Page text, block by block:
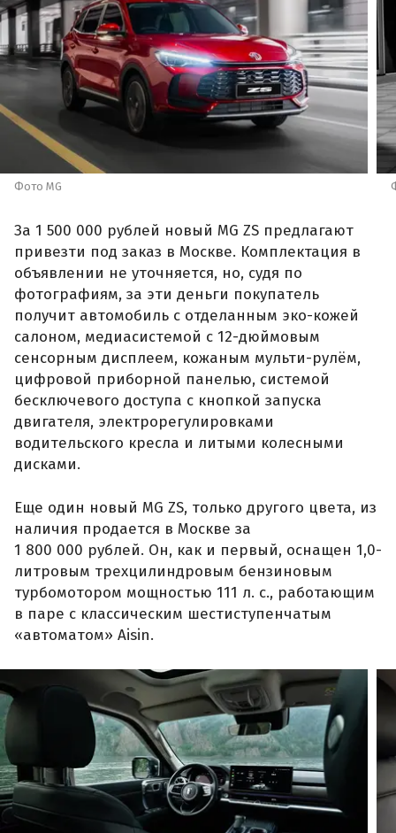
Фото MG
За 1 500 000 рублей новый MG ZS предлагают
привезти под заказ в Москве. Комплектация в
объявлении не уточняется, но, судя по
фотографиям, за эти деньги покупатель
получит автомобиль с отделанным эко-кожей
салоном, медиасистемой с 12-дюймовым
сенсорным дисплеем, кожаным мульти-рулём,
цифровой приборной панелью, системой
бесключевого доступа с кнопкой запуска
двигателя, электрорегулировками
водительского кресла и литыми колесными
дисками.
Еще один новый MG ZS, только другого цвета, из
наличия продается в Москве за
1 800 000 рублей. Он, как и первый, оснащен 1,0-
литровым трехцилиндровым бензиновым
турбомотором мощностью 111 л. с., работающим
в паре с классическим шестиступенчатым
«автоматом» Aisin.